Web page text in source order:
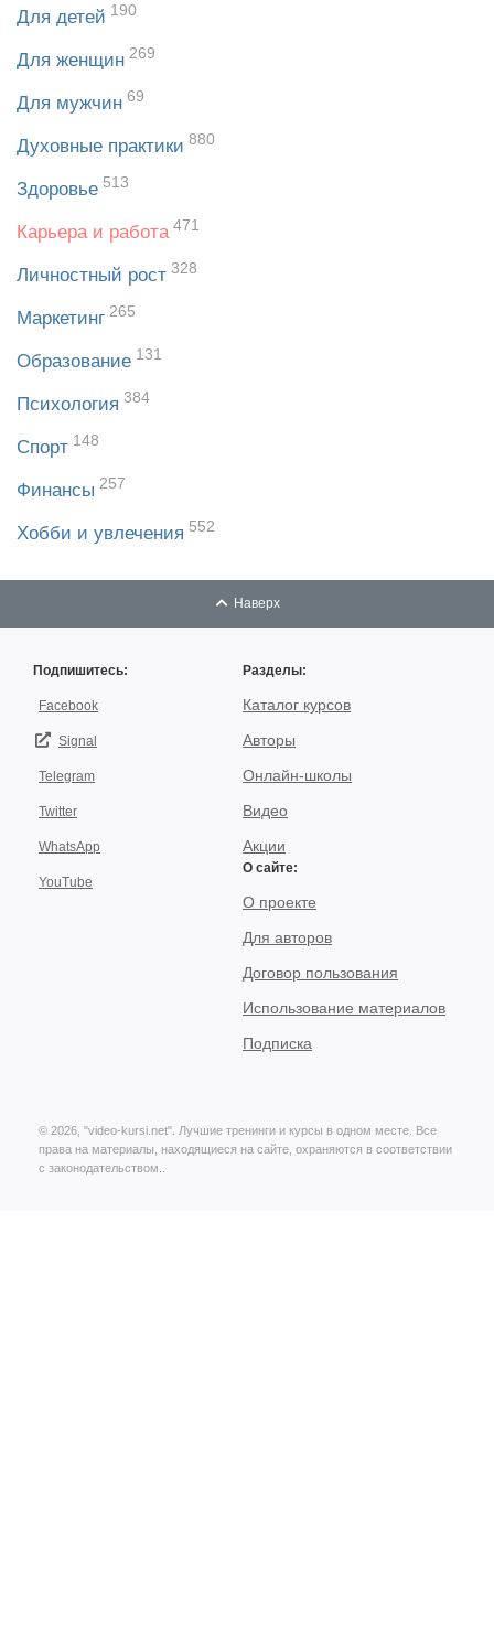
Для детей 190
Для женщин 269
Для мужчин 69
Духовные практики 880
Здоровье 513
Карьера и работа 471
Личностный рост 328
Маркетинг 265
Образование 131
Психология 384
Спорт 148
Финансы 257
Хобби и увлечения 552
Наверх
Подпишитесь:
Facebook
Signal
Telegram
Twitter
WhatsApp
YouTube
Разделы:
Каталог курсов
Авторы
Онлайн-школы
Видео
Акции
О сайте:
О проекте
Для авторов
Договор пользования
Использование материалов
Подписка
© 2026, "video-kursi.net". Лучшие тренинги и курсы в одном месте. Все
права на материалы, находящиеся на сайте, охраняются в соответствии
с законодательством..